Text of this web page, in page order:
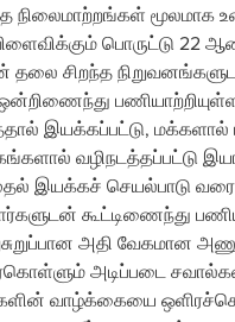
நிலைமாற்றங்கள்
பொருட்டு 22
தலை சிறந்த
இயக்கப்பட்டு, மக்களால்
வழிநடத்தப்பட்டு
இயக்கச் செயல்பாடு
கூட்டிணைந்து
அதி வேகமான
அடிப்படை
வாழ்க்கையை